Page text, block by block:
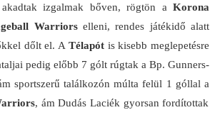
izgalmak bőven, rögtön a Korona
Warriorselleni, rendes játékidő alatt
dőlt el. A Télapótis kisebb meglepetésre
pedig előbb 7 gólt rúgtak a Bp. Gunners-
sportszerű találkozón múlta felül 1 góllal a
, ám Dudás Laciék gyorsan fordítottak